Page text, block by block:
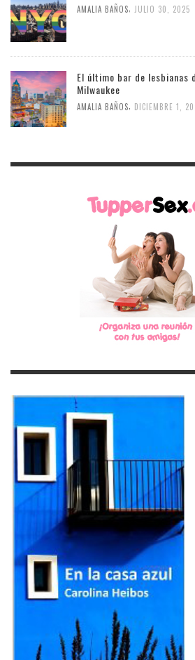
AMALIA BAÑOS JULIO 30, 2025
El último bar de lesbianas
Milwaukee
AMALIA BAÑOS DICIEMBRE 1,